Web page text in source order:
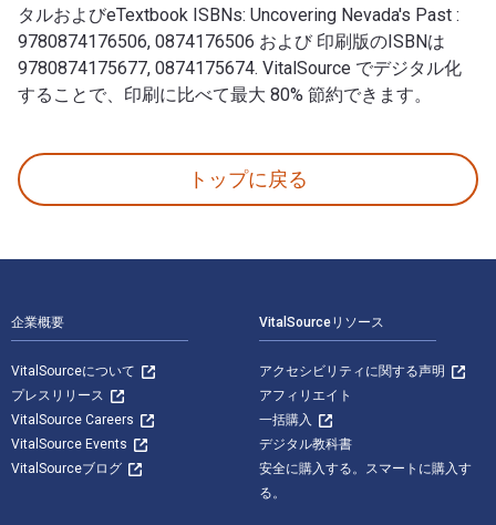
タルおよびeTextbook ISBNs: Uncovering Nevada's Past :
9780874176506, 0874176506 および 印刷版のISBNは
9780874175677, 0874175674. VitalSource でデジタル化
することで、印刷に比べて最大 80% 節約できます。
トップに戻る
企業概要
VitalSourceについて
プレスリリース
VitalSource Careers
VitalSource Events
VitalSourceブログ
VitalSourceリソース
アクセシビリティに関する声明
アフィリエイト
一括購入
デジタル教科書
安全に購入する。スマートに購入す
る。